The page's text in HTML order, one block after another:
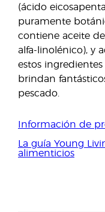
(ácido
puramente
contiene aceite
alfa-linolénico), y
estos
brindan
pescado.
Información de
La guía Young
alimenticios